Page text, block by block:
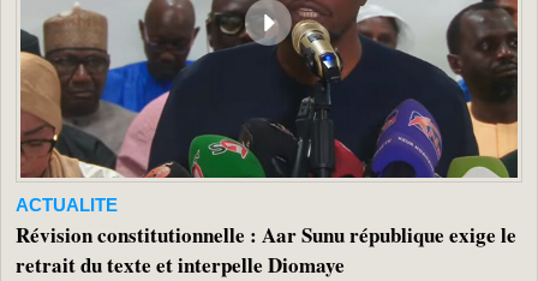
ACTUALITE
Révision constitutionnelle : Aar Sunu république exige le
retrait du texte et interpelle Diomaye